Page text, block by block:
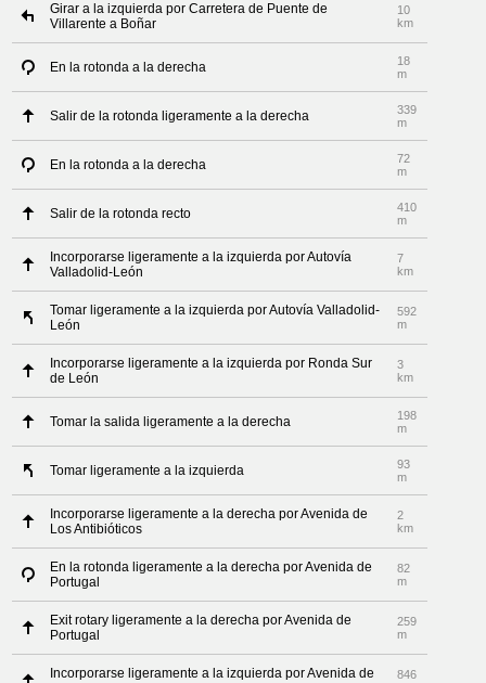
Girar a la izquierda por Carretera de Puente de
Villarente a Boñar
10
km
En la rotonda a la derecha
18
m
Salir de la rotonda ligeramente a la derecha
339
m
En la rotonda a la derecha
72
m
Salir de la rotonda recto
410
m
Incorporarse ligeramente a la izquierda por Autovía
Valladolid-León
7
km
Tomar ligeramente a la izquierda por Autovía Valladolid-
León
592
m
Incorporarse ligeramente a la izquierda por Ronda Sur
de León
3
km
Tomar la salida ligeramente a la derecha
198
m
Tomar ligeramente a la izquierda
93
m
Incorporarse ligeramente a la derecha por Avenida de
Los Antibióticos
2
km
En la rotonda ligeramente a la derecha por Avenida de
Portugal
82
m
Exit rotary ligeramente a la derecha por Avenida de
Portugal
259
m
Incorporarse ligeramente a la izquierda por Avenida de
846